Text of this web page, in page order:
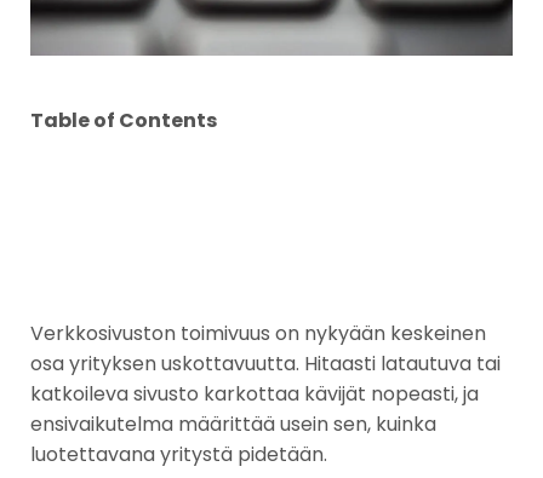
Table of Contents
Verkkosivuston toimivuus on nykyään keskeinen
osa yrityksen uskottavuutta. Hitaasti latautuva tai
katkoileva sivusto karkottaa kävijät nopeasti, ja
ensivaikutelma määrittää usein sen, kuinka
luotettavana yritystä pidetään.